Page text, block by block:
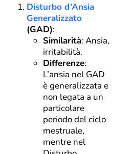
Disturbo d’Ansia
Generalizzato
(GAD):
Similarità: Ansia,
irritabilità.
Differenze:
L’ansia nel GAD
è generalizzata e
non legata a un
particolare
periodo del ciclo
mestruale,
mentre nel